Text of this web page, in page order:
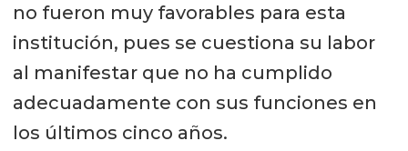
no fueron muy favorables para esta
institución, pues se cuestiona su labor
al manifestar que no ha cumplido
adecuadamente con sus funciones en
los últimos cinco años.